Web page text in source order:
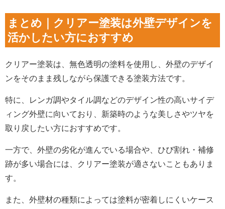
まとめ｜クリアー塗装は外壁デザインを
活かしたい方におすすめ
クリアー塗装は、無色透明の塗料を使用し、外壁のデザイ
ンをそのまま残しながら保護できる塗装方法です。
特に、レンガ調やタイル調などのデザイン性の高いサイデ
ィング外壁に向いており、新築時のような美しさやツヤを
取り戻したい方におすすめです。
一方で、外壁の劣化が進んでいる場合や、ひび割れ・補修
跡が多い場合には、クリアー塗装が適さないこともありま
す。
また、外壁材の種類によっては塗料が密着しにくいケース